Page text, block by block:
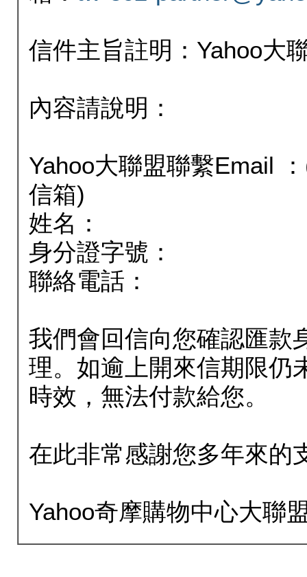
信件主旨註明：Yahoo大
內容請說明：
Yahoo大聯盟聯繫Email
信箱)
姓名：
身分證字號：
聯絡電話：
我們會回信向您確認匯款
理。如逾上開來信期限仍
時效，無法付款給您。
在此非常感謝您多年來的
Yahoo奇摩購物中心大